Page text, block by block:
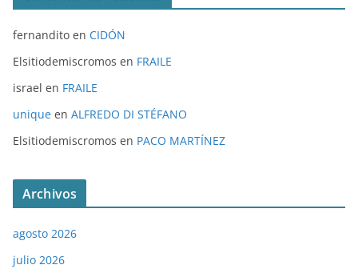
fernandito en CIDÓN
Elsitiodemiscromos en FRAILE
israel en FRAILE
unique en ALFREDO DI STÉFANO
Elsitiodemiscromos en PACO MARTÍNEZ
Archivos
agosto 2026
julio 2026